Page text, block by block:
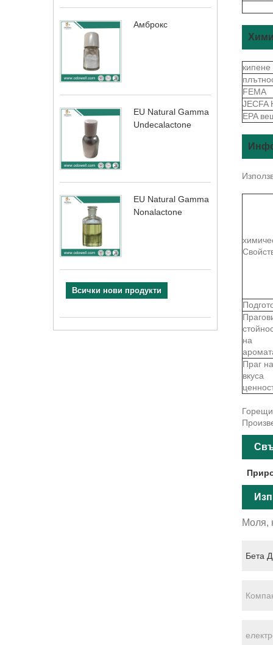
Амброкс
EU Natural Gamma
Undecalactone
EU Natural Gamma
Nonalactone
Всички нови продукти
FEMA
JECFA
EPA
на
Праг на
вкуса
Горещи
Моля,